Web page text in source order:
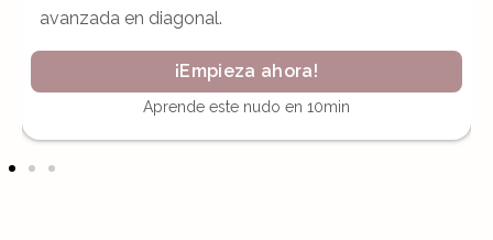
avanzada en diagonal.
¡Empieza ahora!
Aprende este nudo en 10min